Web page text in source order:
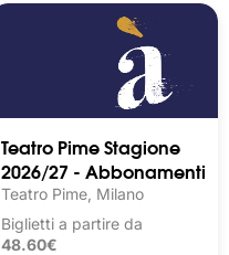
Teatro Pime Stagione
2026/27 - Abbonamenti
Teatro Pime, Milano
Biglietti a partire da
48.60€